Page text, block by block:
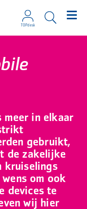
TOPdesk
meer in elkaar
gebruikt,
de zakelijke
kruiselings
om ook
devices te
wij hier